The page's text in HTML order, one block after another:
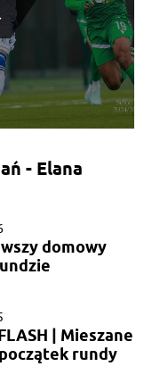
- Elana
domowy
| Mieszane
rundy